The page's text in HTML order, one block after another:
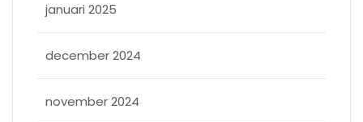
januari 2025
december 2024
november 2024